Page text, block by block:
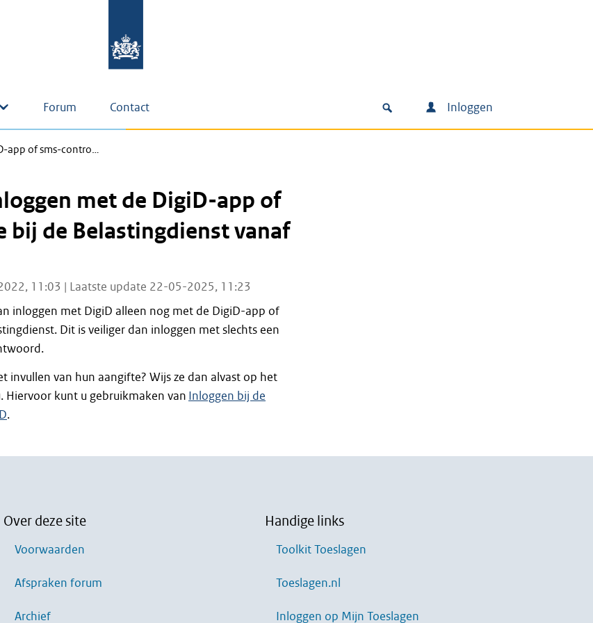
Forum Contact Inloggen
app of sms-contro…
met de DigiD-app of
bij de Belastingdienst vanaf
11:03 | Laatste update 22-05-2025, 11:23
inloggen met DigiD alleen nog met de DigiD-app of
Dit is veiliger dan inloggen met slechts een
invullen van hun aangifte? Wijs ze dan alvast op het
Hiervoor kunt u gebruikmaken van Inloggen bij de
.
Over deze site
Voorwaarden
Afspraken forum
Archief
Handige links
Toolkit Toeslagen
Toeslagen.nl
Inloggen op Mijn Toeslagen